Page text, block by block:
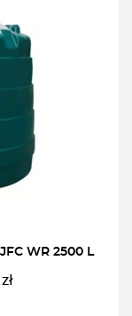
WR 2500 L
zł